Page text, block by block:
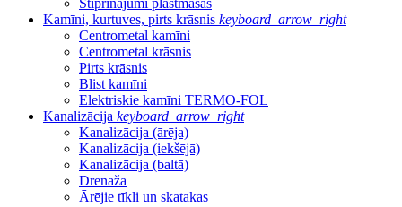
Stiprinājumi plastmasas
Kamīni, kurtuves, pirts krāsnis keyboard_arrow_right
Centrometal kamīni
Centrometal krāsnis
Pirts krāsnis
Blist kamīni
Elektriskie kamīni TERMO-FOL
Kanalizācija keyboard_arrow_right
Kanalizācija (ārēja)
Kanalizācija (iekšējā)
Kanalizācija (baltā)
Drenāža
Ārējie tīkli un skatakas